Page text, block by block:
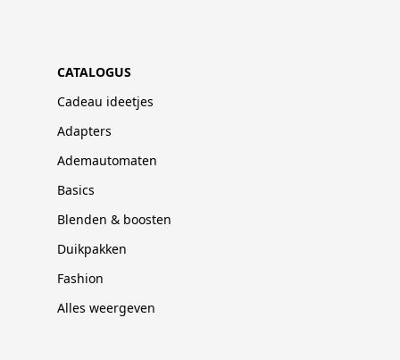
CATALOGUS
Cadeau ideetjes
Adapters
Ademautomaten
Basics
Blenden & boosten
Duikpakken
Fashion
Alles weergeven